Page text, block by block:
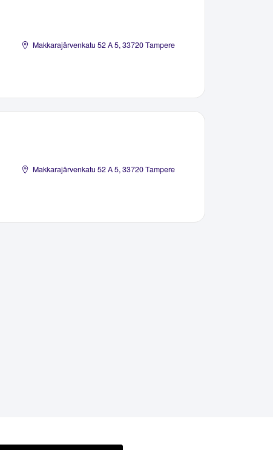
Makkarajärvenkatu 52 A 5, 33720 Tampere
Makkarajärvenkatu 52 A 5, 33720 Tampere